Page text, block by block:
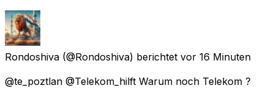
Rondoshiva (@Rondoshiva) berichtet vor 16 Minuten
@te_poztlan @Telekom_hilft Warum noch Telekom ?